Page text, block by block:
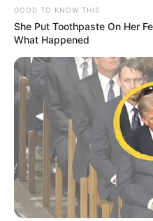
GOOD TO KNOW THIS
She Put Toothpaste On Her
What Happened